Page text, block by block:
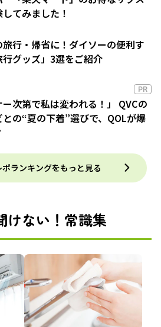
てみました！
行・帰省に！ダイソーの便利す
行グッズ」3選をご紹介
PR
ー次第で私は変われる！」 QVCの
との“夏の下着”選びで、QOLが爆
ポランキングをもっと見る
けない！常識集